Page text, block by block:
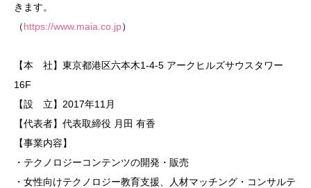
きます。
（https://www.maia.co.jp）
【本 社】東京都港区六本木1-4-5 アークヒルズサウスタワー
16F
【設 立】2017年11月
【代表者】代表取締役 月田 有香
【事業内容】
・テクノロジーコンテンツの開発・販売
・女性向けテクノロジー教育支援、人材マッチング・コンサルテ